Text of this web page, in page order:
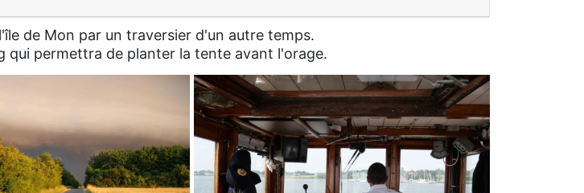
de Mon par un traversier d'un autre temps.
qui permettra de planter la tente avant l'orage.